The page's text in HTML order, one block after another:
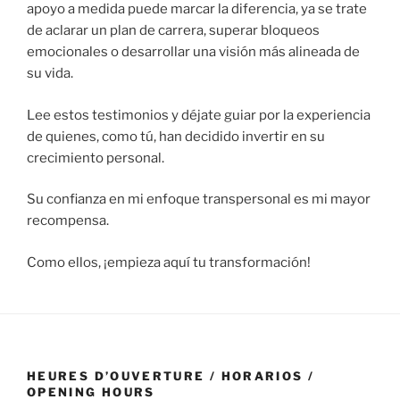
apoyo a medida puede marcar la diferencia, ya se trate
de aclarar un plan de carrera, superar bloqueos
emocionales o desarrollar una visión más alineada de
su vida.
Lee estos testimonios y déjate guiar por la experiencia
de quienes, como tú, han decidido invertir en su
crecimiento personal.
Su confianza en mi enfoque transpersonal es mi mayor
recompensa.
Como ellos, ¡empieza aquí tu transformación!
HEURES D’OUVERTURE / HORARIOS /
OPENING HOURS